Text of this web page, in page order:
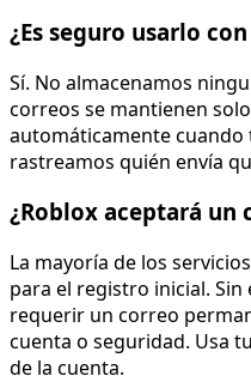
¿Es seguro usarlo
Sí. No almacenamos
correos se mantienen
automáticamente cuando
rastreamos quién envía
¿Roblox aceptará un
La mayoría de los
para el registro inicial.
requerir un correo
cuenta o seguridad. Usa
de la cuenta.